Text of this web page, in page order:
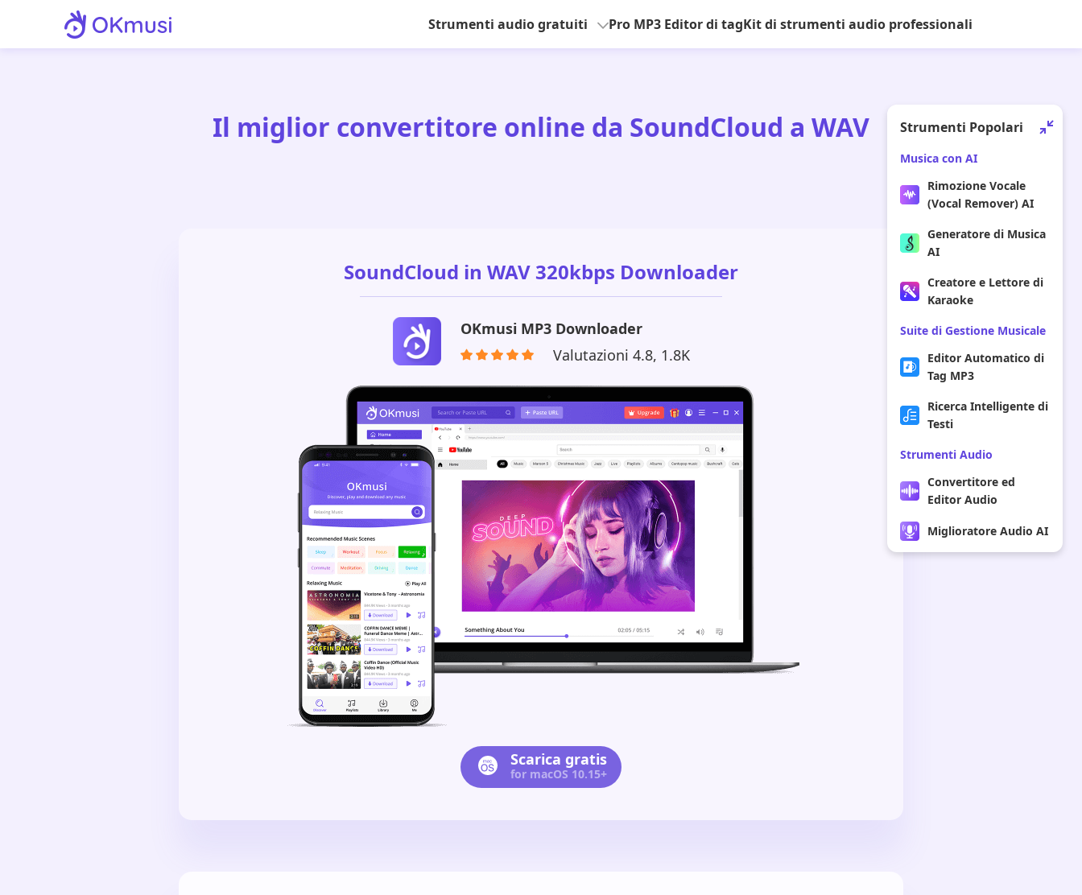
Strumenti audio gratuiti Pro MP3 Editor di tagKit di strumenti audio professionali
Il miglior convertitore online da SoundCloud a WAV
SoundCloud in WAV 320kbps Downloader
OKmusi MP3 Downloader
Valutazioni 4.8, 1.8K
Scarica gratis
for macOS 10.15+
Strumenti Popolari
Musica con AI
Rimozione Vocale
(Vocal Remover) AI
Generatore di Musica
AI
Creatore e Lettore di
Karaoke
Suite di Gestione Musicale
Editor Automatico di
Tag MP3
Ricerca Intelligente di
Testi
Strumenti Audio
Convertitore ed
Editor Audio
Miglioratore Audio AI